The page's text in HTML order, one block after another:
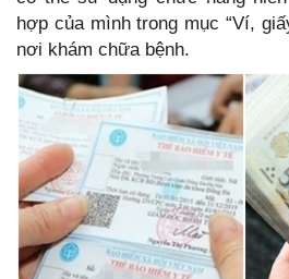
hợp của mình trong mục “Ví,
nơi khám chữa bệnh.